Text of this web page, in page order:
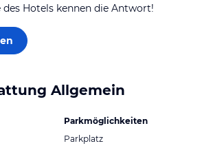
des Hotels kennen die Antwort!
Allgemein
Parkmöglichkeiten
Parkplatz